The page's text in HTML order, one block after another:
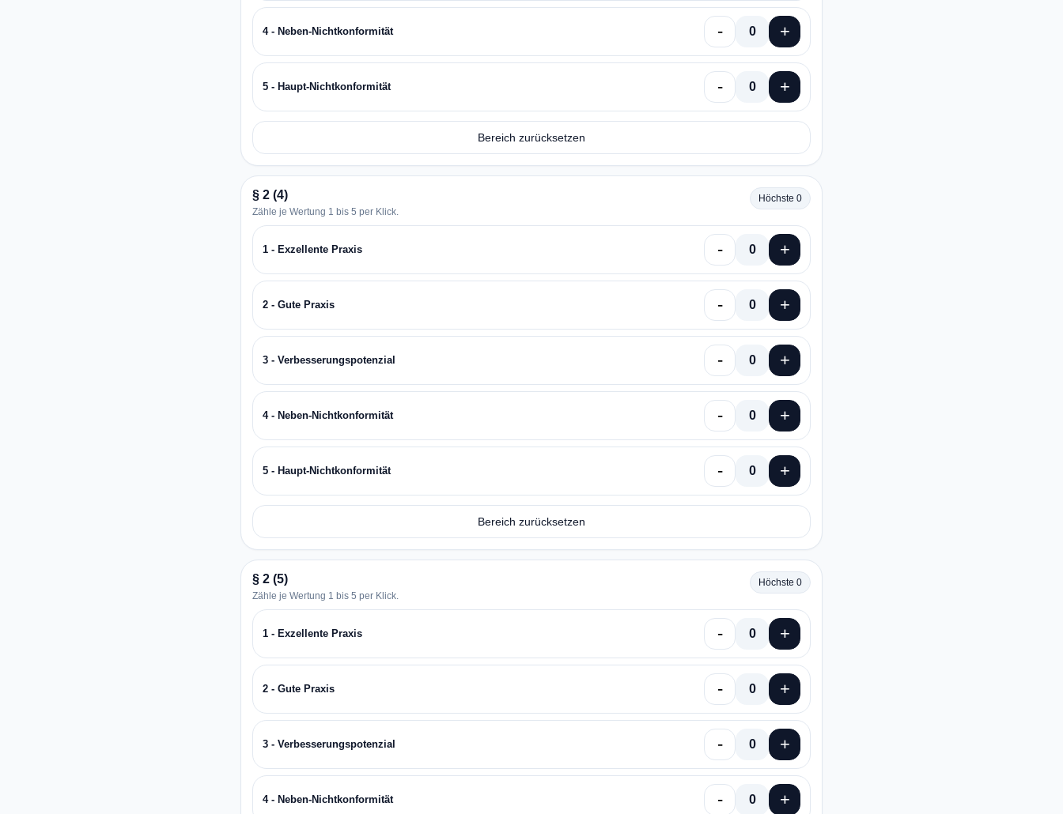
4 - Neben-Nichtkonformität - 0 +
5 - Haupt-Nichtkonformität - 0 +
Bereich zurücksetzen
§ 2 (4)
Zähle je Wertung 1 bis 5 per Klick.
Höchste 0
1 - Exzellente Praxis - 0 +
2 - Gute Praxis - 0 +
3 - Verbesserungspotenzial - 0 +
4 - Neben-Nichtkonformität - 0 +
5 - Haupt-Nichtkonformität - 0 +
Bereich zurücksetzen
§ 2 (5)
Zähle je Wertung 1 bis 5 per Klick.
Höchste 0
1 - Exzellente Praxis - 0 +
2 - Gute Praxis - 0 +
3 - Verbesserungspotenzial - 0 +
4 - Neben-Nichtkonformität - 0 +